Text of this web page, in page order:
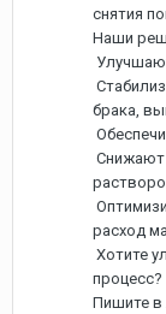
снятия
Наши
брака,
Снижают
расход
Хотите
процесс?
Пишите в